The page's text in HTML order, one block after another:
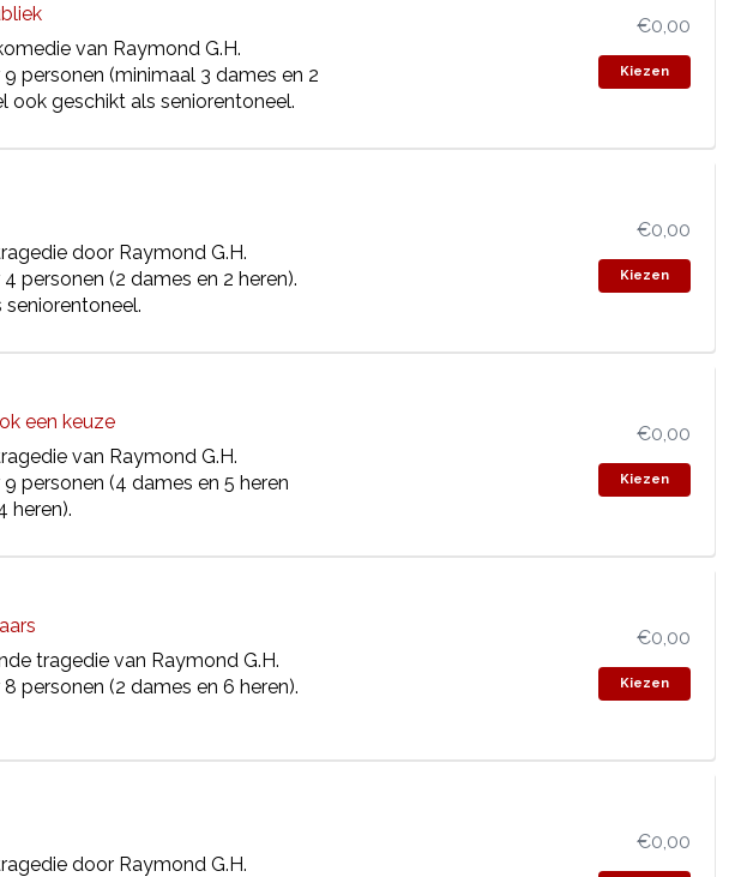
van Raymond G.H.
personen (minimaal 3 dames en 2
ook geschikt als seniorentoneel.
€0,00
Kiezen
door Raymond G.H.
personen (2 dames en 2 heren).
€0,00
Kiezen
een keuze
van Raymond G.H.
personen (4 dames en 5 heren
heren).
€0,00
Kiezen
tragedie van Raymond G.H.
personen (2 dames en 6 heren).
€0,00
Kiezen
door Raymond G.H.
€0,00